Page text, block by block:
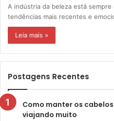
A indústria da beleza está sempre
tendências mais recentes e
Leia mais »
Postagens Recentes
Como manter os
viajando muito